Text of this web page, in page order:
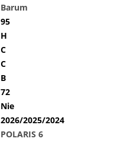
Barum
95
H
C
C
B
72
Nie
2026/2025/2024
POLARIS 6